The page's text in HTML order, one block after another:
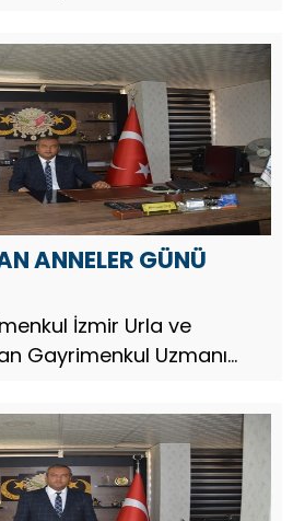
Günü dolayısıyla bir
ANNELER GÜNÜ
İzmir Urla ve
Gayrimenkul Uzmanı
bir mesaj yayınladı.